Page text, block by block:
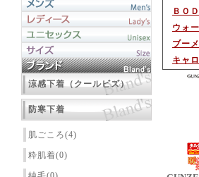
涼感下着（クールビズ）
防寒下着
肌ごころ(4)
粋肌着(0)
ＢＯ
ウォ
ブー
キャ